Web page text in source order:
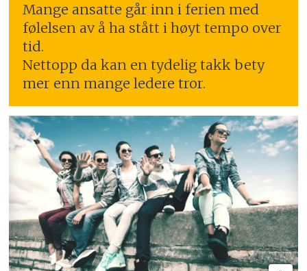
Mange ansatte går inn i ferien med
følelsen av å ha stått i høyt tempo over
tid.
Nettopp da kan en tydelig takk bety
mer enn mange ledere tror.